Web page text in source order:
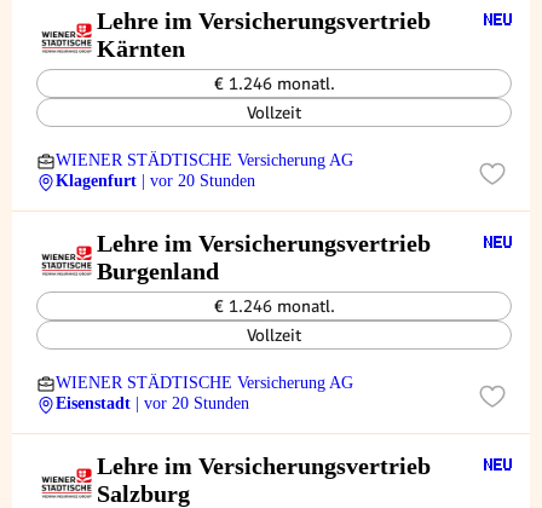
Lehre im Versicherungsvertrieb
Kärnten
€ 1.246 monatl.
Vollzeit
WIENER STÄDTISCHE Versicherung AG
Klagenfurt
| vor 20 Stunden
Lehre im Versicherungsvertrieb
Burgenland
€ 1.246 monatl.
Vollzeit
WIENER STÄDTISCHE Versicherung AG
Eisenstadt
| vor 20 Stunden
Lehre im Ver­si­che­rungs­ver­trieb
Salz­burg